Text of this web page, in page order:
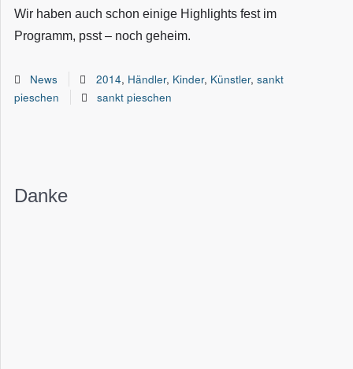
Wir haben auch schon einige Highlights fest im
Programm, psst – noch geheim.
News 2014, Händler, Kinder, Künstler, sankt
pieschen
sankt pieschen
Danke